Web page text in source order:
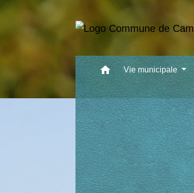
home Vie municipale